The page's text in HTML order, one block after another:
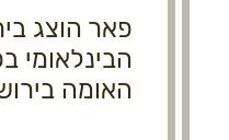
פאר הוצג
הבינלאומי
האומה